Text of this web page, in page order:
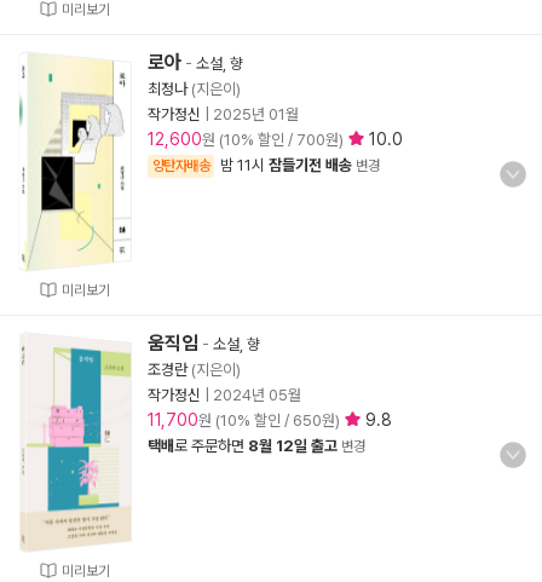
미리보기
미리보기
로아 - 소설, 향
최정나(지은이)
작가정신
2025년 01월
12,600원 (10% 할인 / 700원) 10.0
양탄자배송 밤 11시 잠들기전 배송 변경
미리보기
움직임 - 소설, 향
조경란(지은이)
작가정신
2024년 05월
11,700원 (10% 할인 / 650원) 9.8
택배로 주문하면 8월 12일 출고 변경